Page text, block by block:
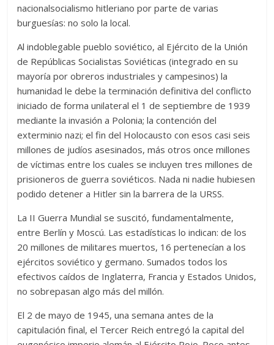
nacionalsocialismo hitleriano por parte de varias
burguesías: no solo la local.
Al indoblegable pueblo soviético, al Ejército de la Unión
de Repúblicas Socialistas Soviéticas (integrado en su
mayoría por obreros industriales y campesinos) la
humanidad le debe la terminación definitiva del conflicto
iniciado de forma unilateral el 1 de septiembre de 1939
mediante la invasión a Polonia; la contención del
exterminio nazi; el fin del Holocausto con esos casi seis
millones de judíos asesinados, más otros once millones
de víctimas entre los cuales se incluyen tres millones de
prisioneros de guerra soviéticos. Nada ni nadie hubiesen
podido detener a Hitler sin la barrera de la URSS.
La II Guerra Mundial se suscitó, fundamentalmente,
entre Berlín y Moscú. Las estadísticas lo indican: de los
20 millones de militares muertos, 16 pertenecían a los
ejércitos soviético y germano. Sumados todos los
efectivos caídos de Inglaterra, Francia y Estados Unidos,
no sobrepasan algo más del millón.
El 2 de mayo de 1945, una semana antes de la
capitulación final, el Tercer Reich entregó la capital del